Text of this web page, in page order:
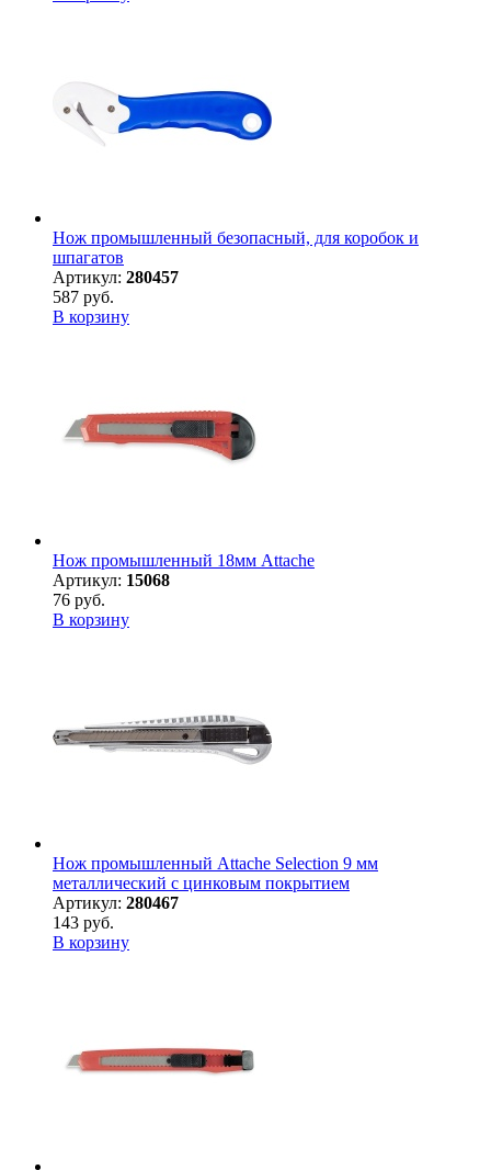
Нож промышленный безопасный, для коробок и
шпагатов
Артикул: 280457
587 руб.
В корзину
Нож промышленный 18мм Attache
Артикул: 15068
76 руб.
В корзину
Нож промышленный Attache Selection 9 мм
металлический с цинковым покрытием
Артикул: 280467
143 руб.
В корзину